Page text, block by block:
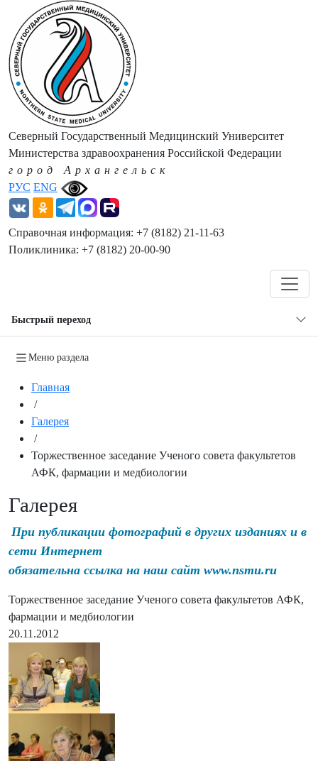
РУС ENG
Северный Государственный Медицинский Университет
Министерства здравоохранения Российской Федерации
город Архангельск
Справочная информация: +7 (8182) 21-11-63
Поликлиника: +7 (8182) 20-00-90
Быстрый переход
Меню раздела
Главная
/
Галерея
/
Торжественное заседание Ученого совета факультетов
АФК, фармации и медбиологии
Галерея
При публикации фотографий в других изданиях и в
сети Интернет
обязательна ссылка на наш сайт www.nsmu.ru
Торжественное заседание Ученого совета факультетов АФК,
фармации и медбиологии
20.11.2012